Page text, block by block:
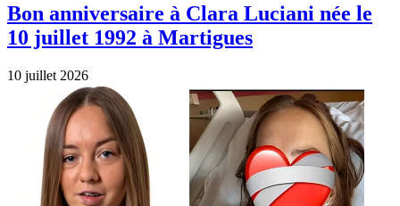
Bon anniversaire à Clara Luciani née le
10 juillet 1992 à Martigues
10 juillet 2026